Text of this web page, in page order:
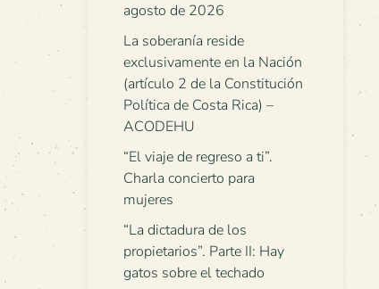
agosto de 2026
La soberanía reside
exclusivamente en la Nación
(artículo 2 de la Constitución
Política de Costa Rica) –
ACODEHU
“El viaje de regreso a ti”.
Charla concierto para
mujeres
“La dictadura de los
propietarios”. Parte II: Hay
gatos sobre el techado